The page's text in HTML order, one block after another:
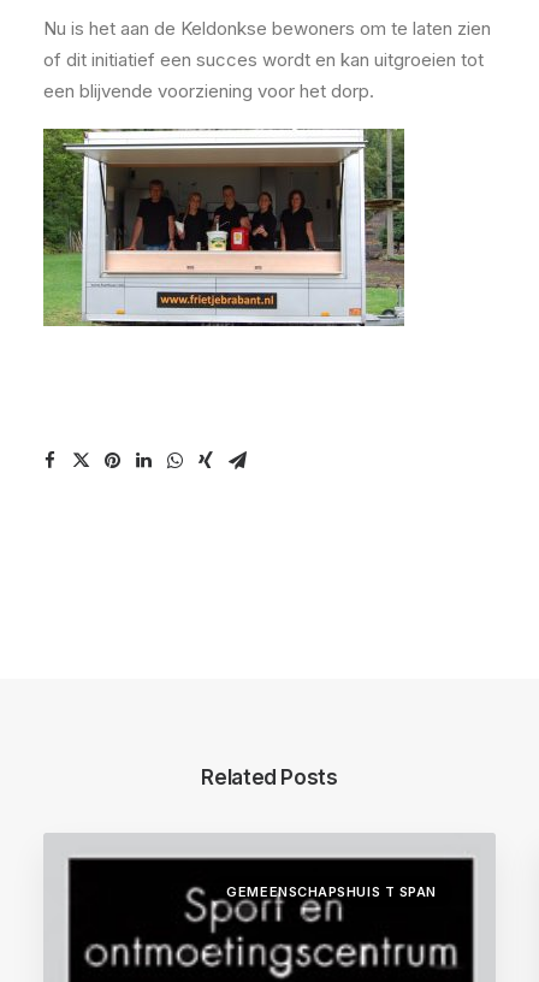
Nu is het aan de Keldonkse bewoners om te laten zien
of dit initiatief een succes wordt en kan uitgroeien tot
een blijvende voorziening voor het dorp.
Related Posts
GEMEENSCHAPSHUIS T SPAN